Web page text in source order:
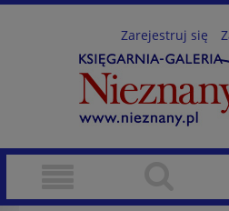
Zarejestruj się